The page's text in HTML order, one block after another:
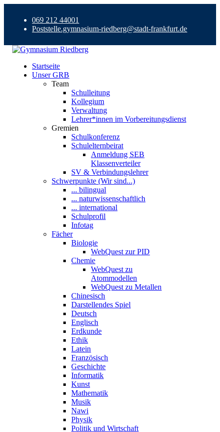
069 212 44001
Poststelle.gymnasium-riedberg@stadt-frankfurt.de
Startseite
Unser GRB
Team
Schulleitung
Kollegium
Verwaltung
Lehrer*innen im Vorbereitungsdienst
Gremien
Schulkonferenz
Schulelternbeirat
Anmeldung SEB
Klassenverteiler
SV & Verbindungslehrer
Schwerpunkte (Wir sind...)
... bilingual
... naturwissenschaftlich
... international
Schulprofil
Infotag
Fächer
Biologie
WebQuest zur PID
Chemie
WebQuest zu
Atommodellen
WebQuest zu Metallen
Chinesisch
Darstellendes Spiel
Deutsch
Englisch
Erdkunde
Ethik
Latein
Französisch
Geschichte
Informatik
Kunst
Mathematik
Musik
Nawi
Physik
Politik und Wirtschaft